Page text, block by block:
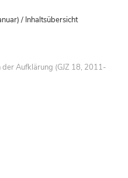
/ Inhaltsübersicht
der Aufklärung (GJZ 18, 2011-